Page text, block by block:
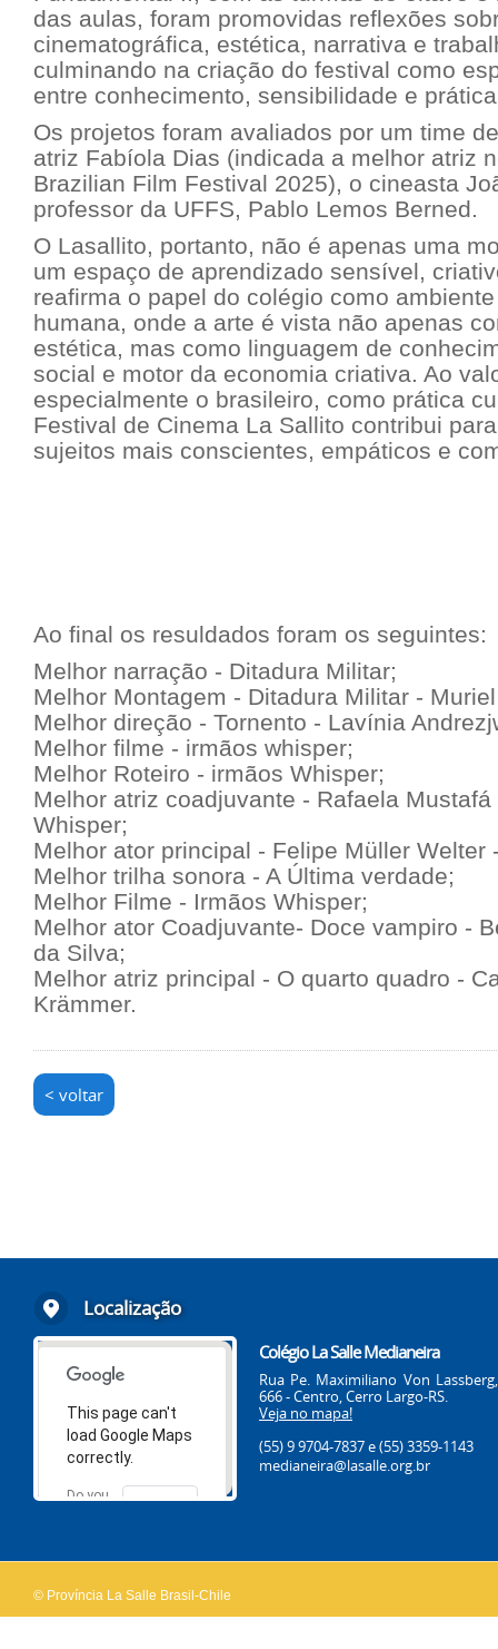
das aulas, foram promovidas reflexões
cinematográfica, estética, narrativa e
culminando na criação do festival como
entre conhecimento, sensibilidade e
Os projetos foram avaliados por um time
atriz Fabíola Dias (indicada a melhor atriz
Brazilian Film Festival 2025), o cineasta
professor da UFFS, Pablo Lemos Berned.
O Lasallito, portanto, não é apenas uma
um espaço de aprendizado sensível,
reafirma o papel do colégio como
humana, onde a arte é vista não apenas
estética, mas como linguagem de
social e motor da economia criativa. Ao
especialmente o brasileiro, como prática
Festival de Cinema La Sallito contribui
sujeitos mais conscientes, empáticos e
Ao final os resuldados foram os seguintes:
Melhor narração - Ditadura Militar;
Melhor Montagem - Ditadura Militar -
Melhor direção - Tornento - Lavínia
Melhor filme - irmãos whisper;
Melhor Roteiro - irmãos Whisper;
Melhor atriz coadjuvante - Rafaela
Whisper;
Melhor ator principal - Felipe Müller Welter
Melhor trilha sonora - A Última verdade;
Melhor Filme - Irmãos Whisper;
Melhor ator Coadjuvante- Doce vampiro -
da Silva;
Melhor atriz principal - O quarto quadro -
Krämmer.
< voltar
Localização
This page can't
load Google Maps
correctly.
Do you
OK
Colégio La Salle Medianeira
Rua Pe. Maximiliano Von Lassberg,
666 - Centro, Cerro Largo-RS.
Veja no mapa!
(55) 9 9704-7837e (55) 3359-1143
medianeira@lasalle.org.br
© Província La Salle Brasil-Chile